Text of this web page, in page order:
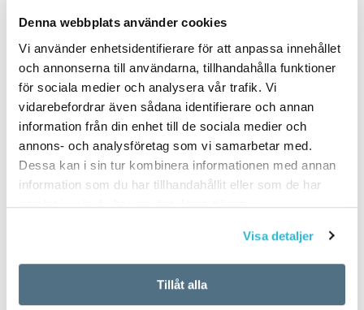
Denna webbplats använder cookies
Vi använder enhetsidentifierare för att anpassa innehållet
och annonserna till användarna, tillhandahålla funktioner
för sociala medier och analysera vår trafik. Vi
vidarebefordrar även sådana identifierare och annan
information från din enhet till de sociala medier och
annons- och analysföretag som vi samarbetar med.
Dessa kan i sin tur kombinera informationen med annan
information som du har tillhandahållit eller som de har
samlat in när du har använt deras tjänster.
Visa detaljer
Tillåt alla